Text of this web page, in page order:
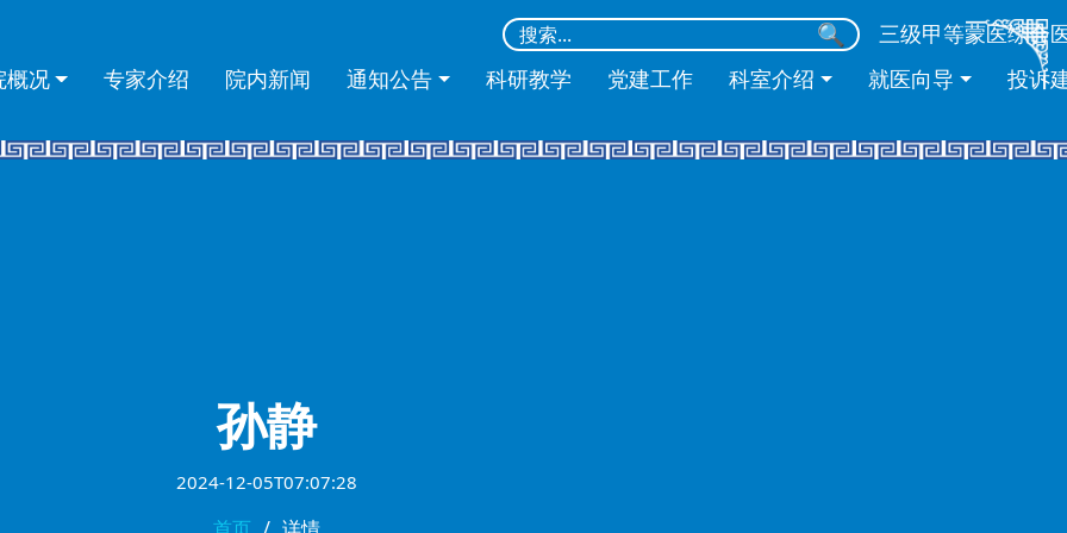
🔍 三级甲等蒙医综合
概况 专家介绍 院内新闻 通知公告 科研教学 党建工作 科室介绍 就医向导 投诉
孙静
2024-12-05T07:07:28